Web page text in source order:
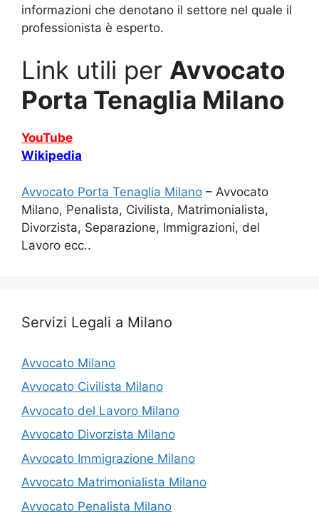
informazioni che denotano il settore nel quale il
professionista è esperto.
Link utili per Avvocato
Porta Tenaglia Milano
YouTube
Wikipedia
Avvocato Porta Tenaglia Milano – Avvocato
Milano, Penalista, Civilista, Matrimonialista,
Divorzista, Separazione, Immigrazioni, del
Lavoro ecc..
Servizi Legali a Milano
Avvocato Milano
Avvocato Civilista Milano
Avvocato del Lavoro Milano
Avvocato Divorzista Milano
Avvocato Immigrazione Milano
Avvocato Matrimonialista Milano
Avvocato Penalista Milano